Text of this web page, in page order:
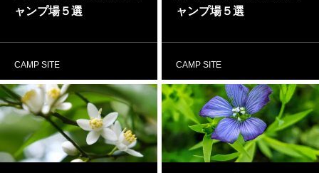
ャンプ場５選
CAMP SITE
ャンプ場５選
CAMP SITE